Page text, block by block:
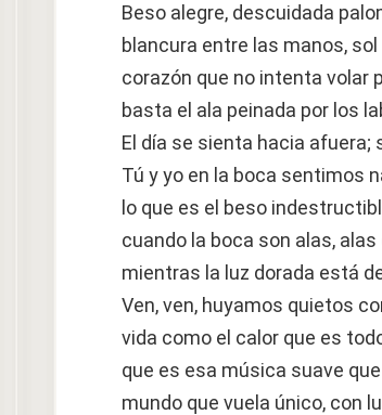
Beso alegre, descuidada
blancura entre las manos, sol
corazón que no intenta volar
basta el ala peinada por los
El día se sienta hacia afuera;
Tú y yo en la boca sentimos
lo que es el beso
cuando la boca son alas,
mientras la luz dorada está
Ven, ven, huyamos quietos
vida como el calor que es
que es esa música suave
mundo que vuela único, con